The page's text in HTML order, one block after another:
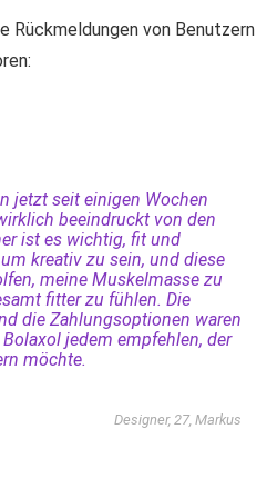
Rückmeldungen von Benutzern
jetzt seit einigen Wochen
beeindruckt von den
ist es wichtig, fit und
kreativ zu sein, und diese
meine Muskelmasse zu
fitter zu fühlen. Die
die Zahlungsoptionen waren
jedem empfehlen, der
möchte.
Designer, 27, Markus